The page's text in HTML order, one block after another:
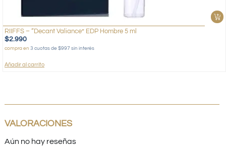
RIIFFS – “Decant Valiance” EDP Hombre 5 ml
$2.990
compra en 3 cuotas de $997 sin interés
Añadir al carrito
VALORACIONES
Aún no hay reseñas